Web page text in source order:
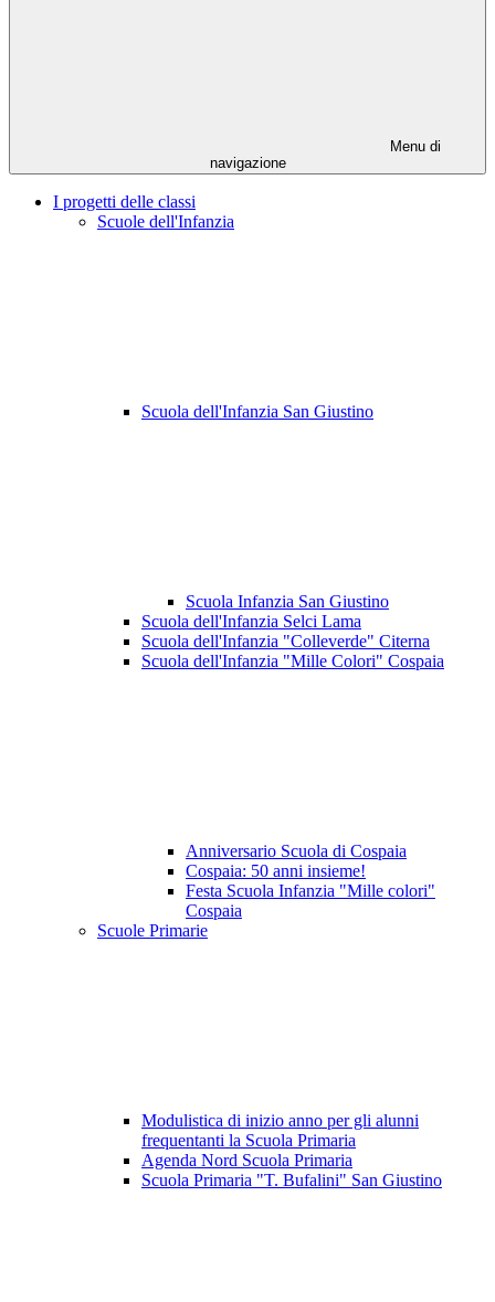
Menu di
navigazione
I progetti delle classi
Scuole dell'Infanzia
Scuola dell'Infanzia San Giustino
Scuola Infanzia San Giustino
Scuola dell'Infanzia Selci Lama
Scuola dell'Infanzia "Colleverde" Citerna
Scuola dell'Infanzia "Mille Colori" Cospaia
Anniversario Scuola di Cospaia
Cospaia: 50 anni insieme!
Festa Scuola Infanzia "Mille colori"
Cospaia
Scuole Primarie
Modulistica di inizio anno per gli alunni
frequentanti la Scuola Primaria
Agenda Nord Scuola Primaria
Scuola Primaria "T. Bufalini" San Giustino